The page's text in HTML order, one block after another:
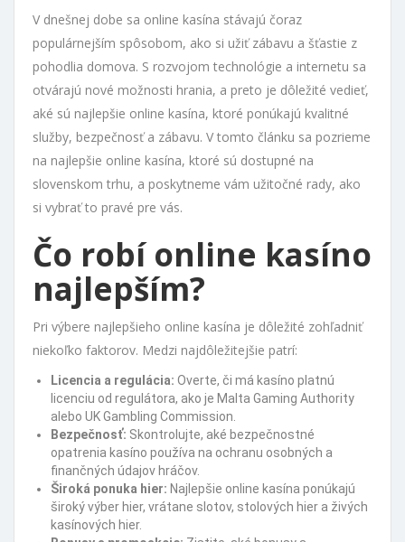
V dnešnej dobe sa online kasína stávajú čoraz
populárnejším spôsobom, ako si užiť zábavu a šťastie z
pohodlia domova. S rozvojom technológie a internetu sa
otvárajú nové možnosti hrania, a preto je dôležité vedieť,
aké sú najlepšie online kasína, ktoré ponúkajú kvalitné
služby, bezpečnosť a zábavu. V tomto článku sa pozrieme
na najlepšie online kasína, ktoré sú dostupné na
slovenskom trhu, a poskytneme vám užitočné rady, ako
si vybrať to pravé pre vás.
Čo robí online kasíno
najlepším?
Pri výbere najlepšieho online kasína je dôležité zohľadniť
niekoľko faktorov. Medzi najdôležitejšie patrí:
Licencia a regulácia: Overte, či má kasíno platnú
licenciu od regulátora, ako je Malta Gaming Authority
alebo UK Gambling Commission.
Bezpečnosť: Skontrolujte, aké bezpečnostné
opatrenia kasíno používa na ochranu osobných a
finančných údajov hráčov.
Široká ponuka hier: Najlepšie online kasína ponúkajú
široký výber hier, vrátane slotov, stolových hier a živých
kasínových hier.